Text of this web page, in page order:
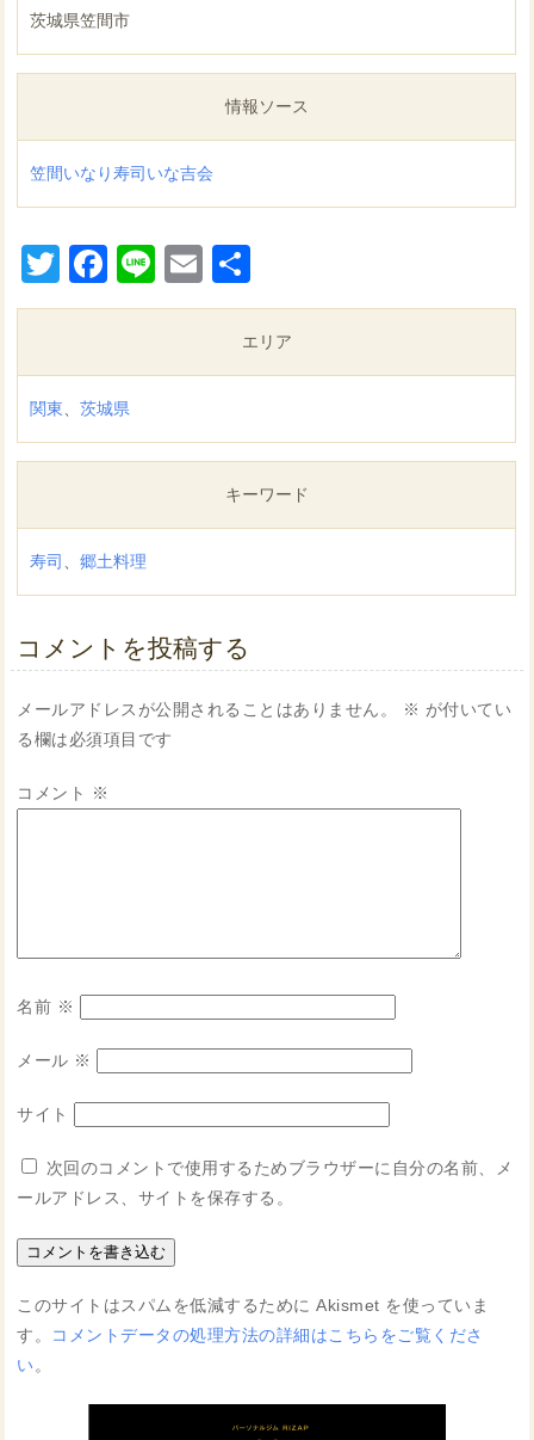
茨城県笠間市
情報ソース
笠間いなり寿司いな吉会
TwitterFacebook
LineEmail
有
エリア
関東、茨城県
キーワード
寿司 、郷土料理
コメントを投稿する
メールアドレスが公開されることはありません。 ※ が付いてい
る欄は必須項目です
コメント ※
名前 ※
メール ※
サイト
次回のコメントで使用するためブラウザーに自分の名前、メ
ールアドレス、サイトを保存する。
このサイトはスパムを低減するために Akismet を使っていま
す。 コメントデータの処理方法の詳細はこちらをご覧くださ
い。